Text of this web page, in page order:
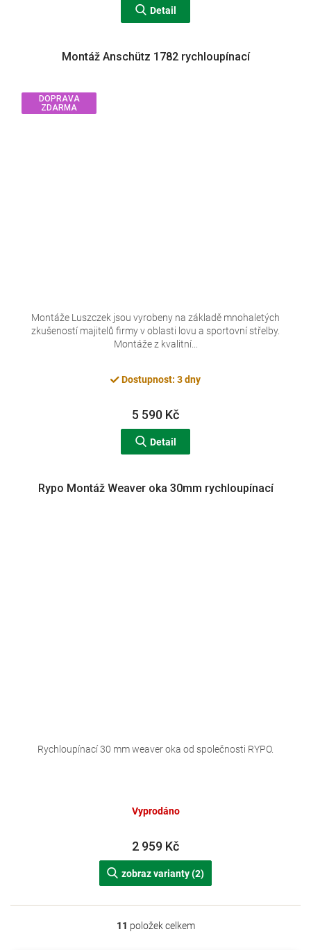
Detail
DOPRAVA
ZDARMA
Montáž Anschütz 1782 rychloupínací
Dostupnost: 3 dny
5 590 Kč
Detail
Montáže Luszczek jsou vyrobeny na základě mnohaletých
zkušeností majitelů firmy v oblasti lovu a sportovní střelby.
Montáže z kvalitní...
Rypo Montáž Weaver oka 30mm rychloupínací
Vyprodáno
2 959 Kč
zobraz varianty (2)
Rychloupínací 30 mm weaver oka od společnosti RYPO.
O
11 položek celkem